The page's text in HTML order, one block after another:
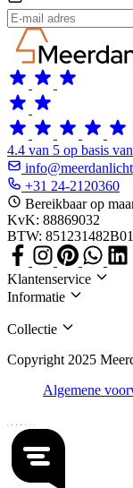
4.4 van 5 op basis van
+31 24-2120360
Bereikbaar op
KvK: 88869032
BTW: 851231482B01
Klantenservice
Informatie
Collectie
Copyright 2025
Algemene